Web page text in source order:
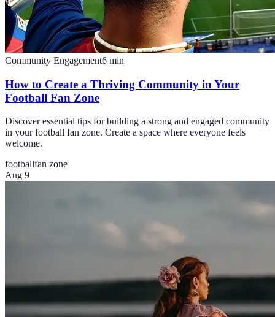
Community Engagement6 min
How to Create a Thriving Community in Your
Football Fan Zone
Discover essential tips for building a strong and engaged community
in your football fan zone. Create a space where everyone feels
welcome.
footballfan zone
Aug 9